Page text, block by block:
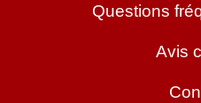
Questions
Avis